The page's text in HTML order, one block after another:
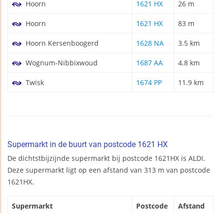
Hoorn 1621 HX 26 m
Hoorn 1621 HX 83 m
Hoorn Kersenboogerd 1628 NA 3.5 km
Wognum-Nibbixwoud 1687 AA 4.8 km
Twisk 1674 PP 11.9 km
Supermarkt in de buurt van postcode 1621 HX
De dichtstbijzijnde supermarkt bij postcode 1621HX is ALDI.
Deze supermarkt ligt op een afstand van 313 m van postcode
1621HX.
Supermarkt Postcode Afstand